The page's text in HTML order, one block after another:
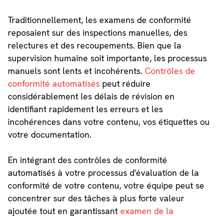
Traditionnellement, les examens de conformité
reposaient sur des inspections manuelles, des
relectures et des recoupements. Bien que la
supervision humaine soit importante, les processus
manuels sont lents et incohérents. Contrôles de
conformité automatiséspeut réduire
considérablement les délais de révision en
identifiant rapidement les erreurs et les
incohérences dans votre contenu, vos étiquettes ou
votre documentation.
En intégrant des contrôles de conformité
automatisés à votre processus d'évaluation de la
conformité de votre contenu, votre équipe peut se
concentrer sur des tâches à plus forte valeur
ajoutée tout en garantissant examen de la